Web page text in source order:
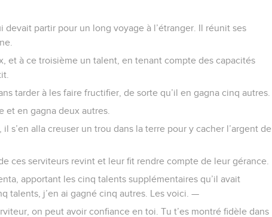
partir pour un long voyage à l’étranger. Il réunit ses
et à ce troisième un talent, en tenant compte des capacités
tarder à les faire fructifier, de sorte qu’il en gagna cinq autres.
et en gagna deux autres.
s’en alla creuser un trou dans la terre pour y cacher l’argent de
ces serviteurs revint et leur fit rendre compte de leur gérance.
apportant les cinq talents supplémentaires qu’il avait
talents, j’en ai gagné cinq autres. Les voici. —
on peut avoir confiance en toi. Tu t’es montré fidèle dans